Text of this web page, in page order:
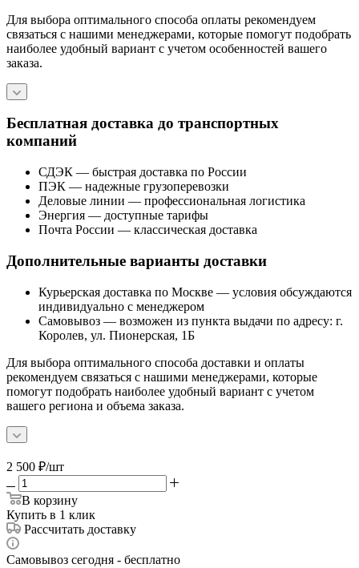
Для выбора оптимального способа оплаты рекомендуем
связаться с нашими менеджерами, которые помогут подобрать
наиболее удобный вариант с учетом особенностей вашего
заказа.
Бесплатная доставка до транспортных
компаний
СДЭК — быстрая доставка по России
ПЭК — надежные грузоперевозки
Деловые линии — профессиональная логистика
Энергия — доступные тарифы
Почта России — классическая доставка
Дополнительные варианты доставки
Курьерская доставка по Москве — условия обсуждаются
индивидуально с менеджером
Самовывоз — возможен из пункта выдачи по адресу: г.
Королев, ул. Пионерская, 1Б
Для выбора оптимального способа доставки и оплаты
рекомендуем связаться с нашими менеджерами, которые
помогут подобрать наиболее удобный вариант с учетом
вашего региона и объема заказа.
2 500 ₽/шт
В корзину
Купить в 1 клик
Рассчитать доставку
Самовывоз сегодня - бесплатно